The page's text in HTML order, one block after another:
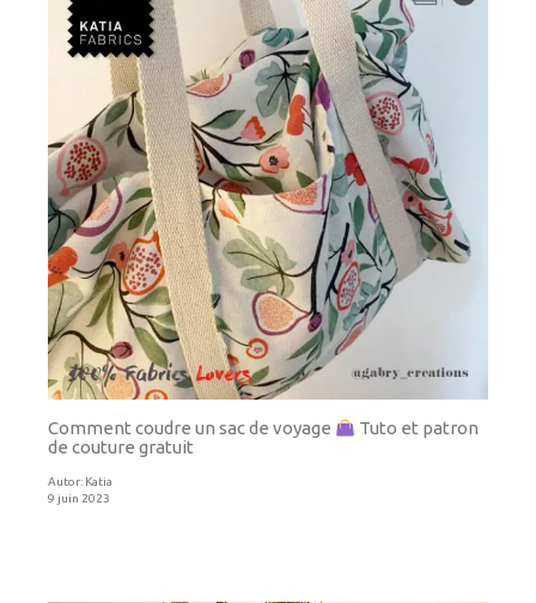
Comment coudre un sac de voyage
Tuto et patron
de couture gratuit
Autor: Katia
9 juin 2023